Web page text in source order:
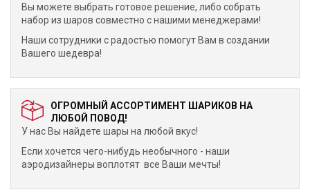
Вы можете выбрать готовое решение, либо собрать
набор из шаров совместно с нашими менеджерами!
Наши сотрудники с радостью помогут Вам в создании
Вашего шедевра!
ОГРОМНЫЙ АССОРТИМЕНТ ШАРИКОВ НА
ЛЮБОЙ ПОВОД!
У нас Вы найдете шары на любой вкус!
Если хочется чего-нибудь необычного - наши
аэродизайнеры воплотят все Ваши мечты!